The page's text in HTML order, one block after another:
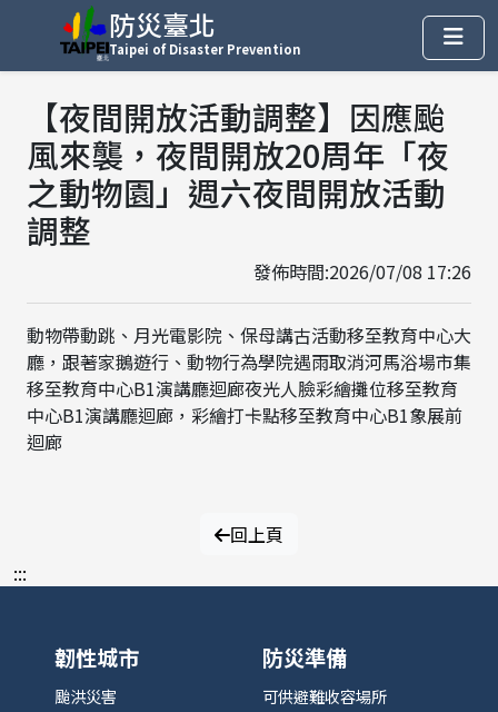
防災臺北
Taipei of Disaster Prevention
【夜間開放活動調整】因應颱
風來襲，夜間開放20周年「夜
之動物園」週六夜間開放活動
調整
發佈時間:2026/07/08 17:26
動物帶動跳、月光電影院、保母講古活動移至教育中心大
廳，跟著家鵝遊行、動物行為學院遇雨取消河馬浴場市集
移至教育中心B1演講廳迴廊夜光人臉彩繪攤位移至教育
中心B1演講廳迴廊，彩繪打卡點移至教育中心B1象展前
迴廊
回上頁
:::
韌性城市
颱洪災害
防災準備
可供避難收容場所